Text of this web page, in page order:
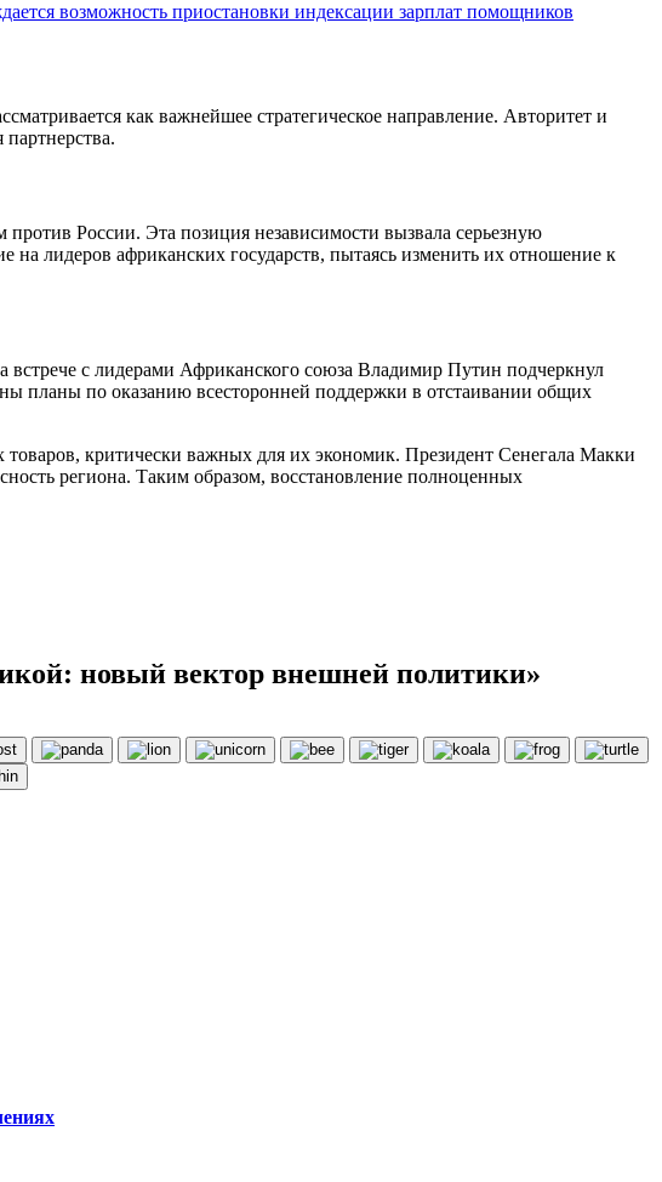
возможность приостановки индексации зарплат помощников
как важнейшее стратегическое направление. Авторитет и
России. Эта позиция независимости вызвала серьезную
лидеров африканских государств, пытаясь изменить их отношение к
с лидерами Африканского союза Владимир Путин подчеркнул
планы по оказанию всесторонней поддержки в отстаивании общих
критически важных для их экономик. Президент Сенегала Макки
региона. Таким образом, восстановление полноценных
новый вектор внешней политики»